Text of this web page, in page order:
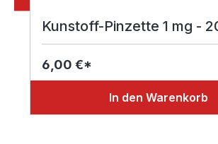
Kunstoff-Pinzette 1 mg -
6,00 €*
In den Warenkorb